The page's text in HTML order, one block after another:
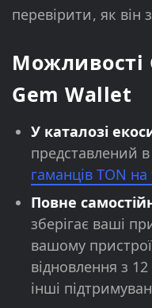
перевірити, як він
Можливості
Gem Wallet
У каталозі
представлений в
гаманців TON
Повне
зберігає ваші
вашому
відновлення з
інші